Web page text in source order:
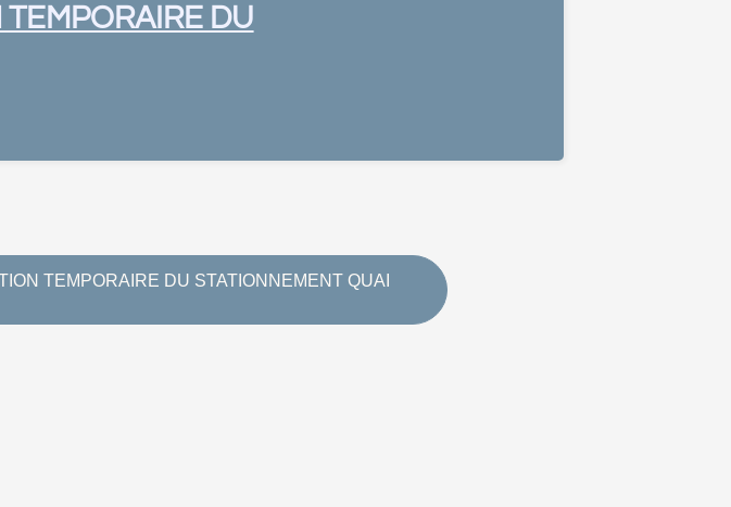
DU
TEMPORAIRE DU STATIONNEMENT QUAI